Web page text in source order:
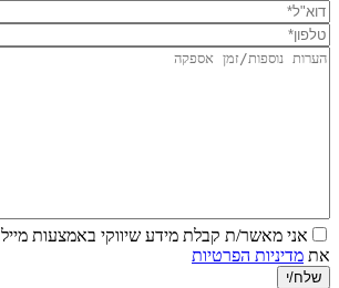
אני מאשר/ת קבלת מידע שיווקי באמצעות מייל
את מדיניות הפרטיות